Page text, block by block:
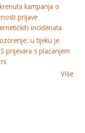
kampanja o
prijave
incidenata
u tijeku je
prijevara s plaćanjem
Više